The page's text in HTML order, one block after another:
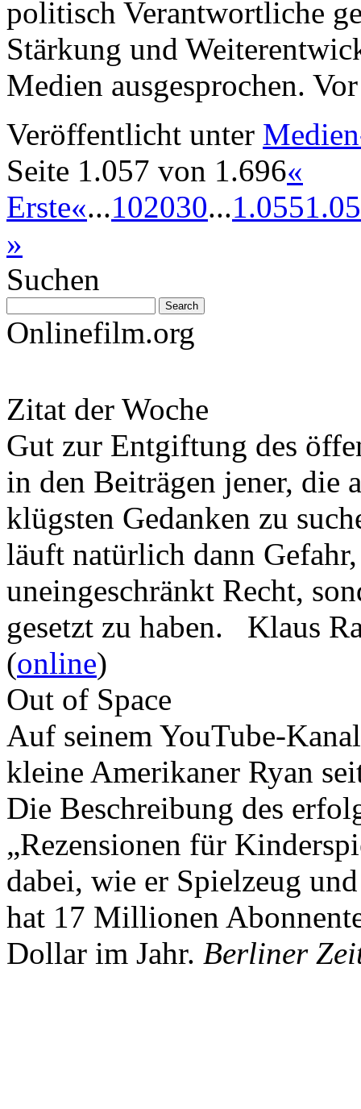
politisch Verantwortliche
Stärkung und
Medien ausgesprochen.
Veröffentlicht unter
Seite 1.057 von 1.696«
Erste«...102030...1.055
»
Suchen
Onlinefilm.org
Zitat der Woche
Gut zur Entgiftung des
in den Beiträgen jener, die
klügsten Gedanken zu
läuft natürlich dann
uneingeschränkt Recht,
gesetzt zu haben. Klaus
(online)
Out of Space
Auf seinem YouTube-
kleine Amerikaner Ryan
Die Beschreibung des
„Rezensionen für
dabei, wie er Spielzeug
hat 17 Millionen
Dollar im Jahr. Berliner